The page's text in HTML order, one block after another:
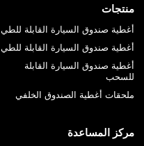
منتجات
أغطية صندوق السيارة القابلة للطي
أغطية صندوق السيارة القابلة للطي
أغطية صندوق السيارة القابلة
للسحب
ملحقات أغطية الصندوق الخلفي
مركز المساعدة